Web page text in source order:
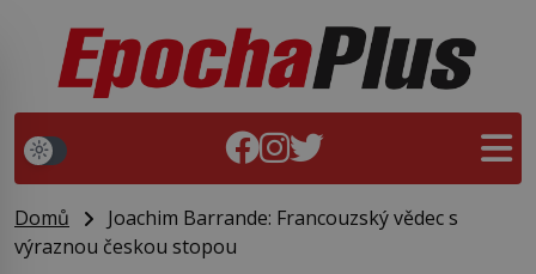
Domů
Joachim Barrande: Francouzský vědec s
výraznou českou stopou